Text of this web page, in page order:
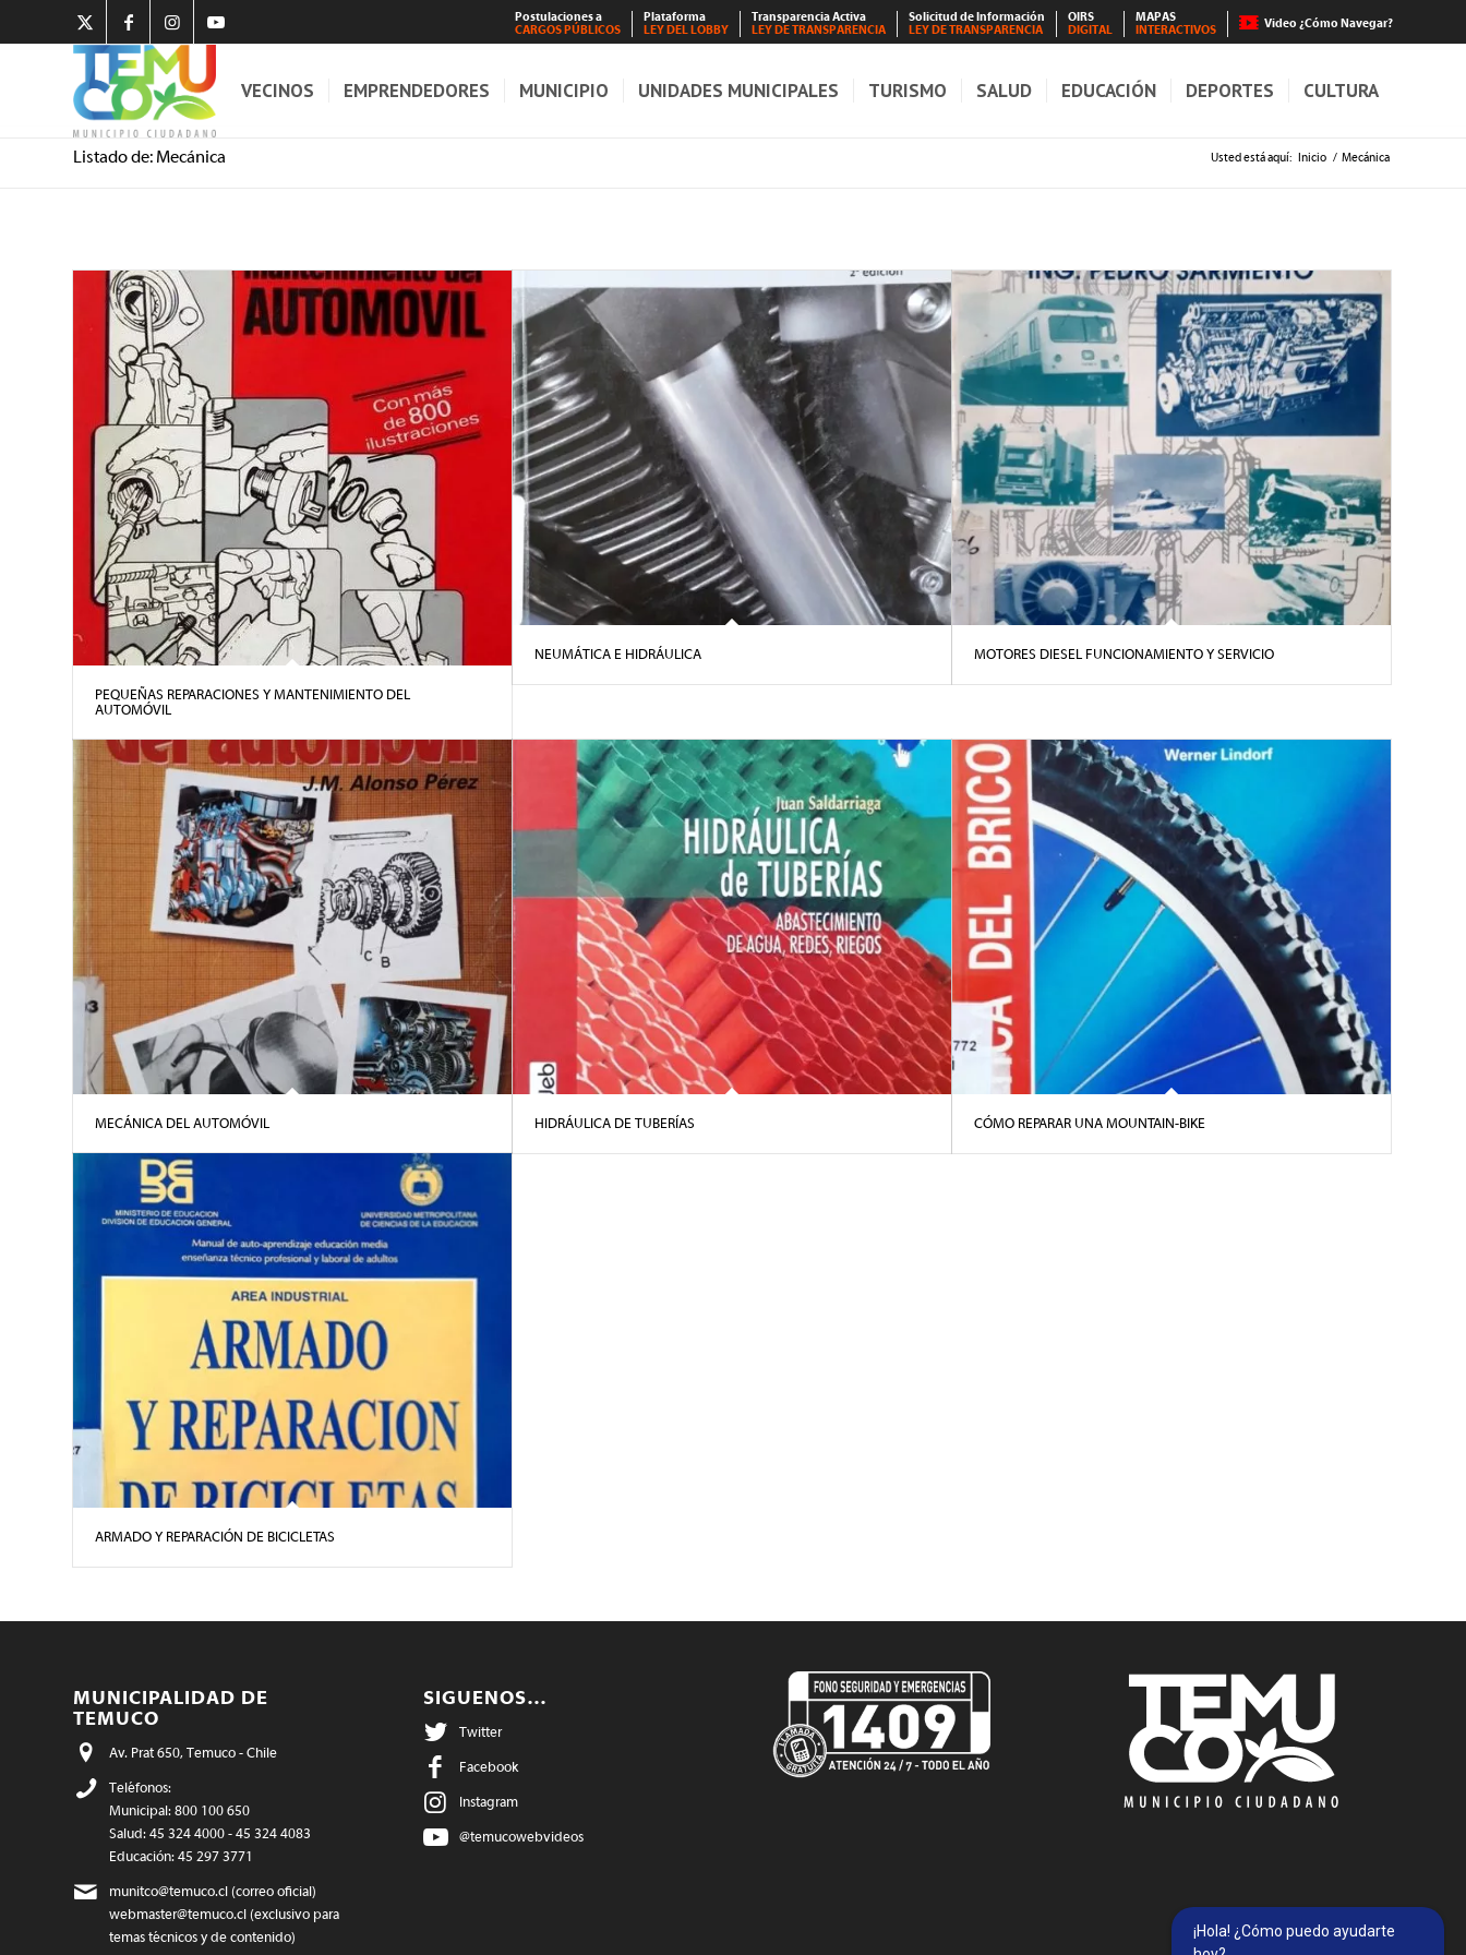
Postulaciones a
CARGOS PÚBLICOS
Plataforma
LEY DEL LOBBY
Transparencia Activa
LEY DE TRANSPARENCIA
Solicitud de Información
LEY DE TRANSPARENCIA
OIRS
DIGITAL
MAPAS
INTERACTIVOS
Video ¿Cómo Navegar?
VECINOS EMPRENDEDORES MUNICIPIO UNIDADES MUNICIPALES TURISMO SALUD EDUCACIÓN DEPORTES CULTURA
Listado de: Mecánica Usted está aquí: Inicio / Mecánica
PEQUEÑAS REPARACIONES Y MANTENIMIENTO DEL
AUTOMÓVIL
NEUMÁTICA E HIDRÁULICA MOTORES DIESEL FUNCIONAMIENTO Y SERVICIO
MECÁNICA DEL AUTOMÓVIL HIDRÁULICA DE TUBERÍAS CÓMO REPARAR UNA MOUNTAIN-BIKE
ARMADO Y REPARACIÓN DE BICICLETAS
MUNICIPALIDAD DE
TEMUCO
Av. Prat 650, Temuco - Chile
Teléfonos:
Municipal: 800 100 650
Salud: 45 324 4000 - 45 324 4083
Educación: 45 297 3771
munitco@temuco.cl (correo oficial)
webmaster@temuco.cl (exclusivo para
temas técnicos y de contenido)
SIGUENOS…
Twitter
Facebook
Instagram
@temucowebvideos
¡Hola! ¿Cómo puedo ayudarte